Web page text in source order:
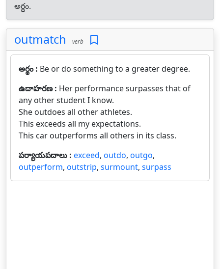
అర్థం.
outmatch verb
అర్థం : Be or do something to a greater degree.
ఉదాహరణ : Her performance surpasses that of
any other student I know.
She outdoes all other athletes.
This exceeds all my expectations.
This car outperforms all others in its class.
పర్యాయపదాలు : exceed, outdo, outgo,
outperform, outstrip, surmount, surpass